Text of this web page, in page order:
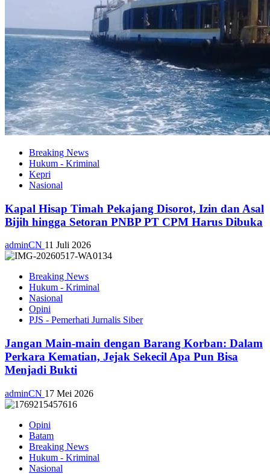
Breaking News
Hukum - Kriminal
Kepri
Nasional
Kapal Hisap Timah Pekajang Disorot, Izin dan Asal
Bijih hingga Setoran PNBP PT CPM Harus Dibuka
adminCN 11 Juli 2026
Breaking News
Hukum - Kriminal
Nasional
Opini
PJS - Pemerhati Jurnalis Siber
Jangan Main-main dengan Barang Korban: Dalam
Perkara Kematian, Jejak Sekecil Apa Pun Bisa
Menjadi Bukti
adminCN 17 Mei 2026
Opini
Batam
Breaking News
Hukum - Kriminal
Nasional